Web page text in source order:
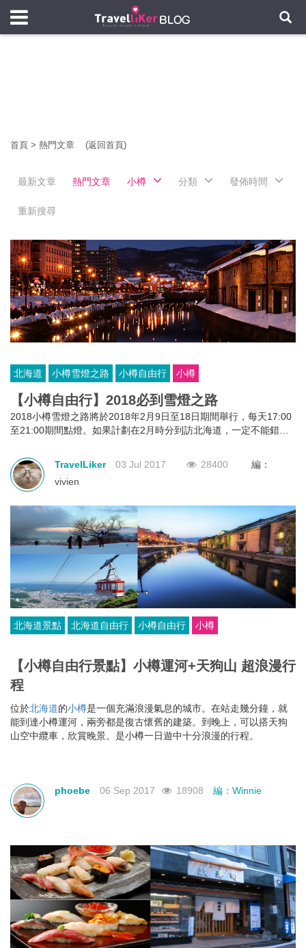
首頁 > 熱門文章 (返回首頁)
最新文章 熱門文章 小樽 分類 發佈時間
重新搜尋
北海道 小樽雪燈之路 小樽自由行 小樽
【小樽自由行】2018必到雪燈之路
2018小樽雪燈之路將於2018年2月9日至18日期間舉行，每天17:00
至21:00期間點燈。如果計劃在2月時分到訪北海道，一定不能錯過
TravelLiker
03 Jul 2017 28400
編：
vivien
北海道景點 北海道自由行 小樽自由行 小樽
【小樽自由行景點】小樽運河+天狗山 超浪漫行
程
位於北海道的小樽是一個充滿浪漫氣息的城市。在站走幾分鐘，就
能到達小樽運河，兩旁都是復古懷舊的建築。到晚上，可以搭天狗
山空中纜車，欣賞晚景。是小樽一日遊中十分浪漫的行程。
phoebe 06 Sep 2017 18908 編：Winnie